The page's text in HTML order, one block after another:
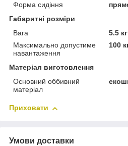
Форма сидіння
Габаритні розміри
Вага
5.5 кг
Максимально допустиме
навантаження
100
Матеріал виготовлення
Основний оббивний
матеріал
Приховати
Умови доставки